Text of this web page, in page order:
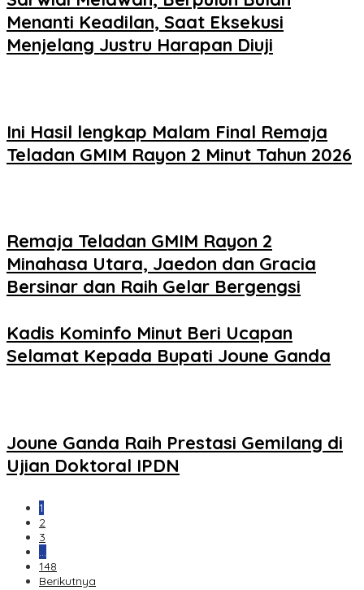
Menanti Keadilan, Saat Eksekusi
Menjelang Justru Harapan Diuji
Ini Hasil lengkap Malam Final Remaja
Teladan GMIM Rayon 2 Minut Tahun 2026
Remaja Teladan GMIM Rayon 2
Minahasa Utara, Jaedon dan Gracia
Bersinar dan Raih Gelar Bergengsi
Kadis Kominfo Minut Beri Ucapan
Selamat Kepada Bupati Joune Ganda
Joune Ganda Raih Prestasi Gemilang di
Ujian Doktoral IPDN
1
2
3
…
148
Berikutnya